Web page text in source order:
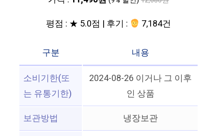
평점 : ★ 5.0점 | 후기 : 7,184건
구분
내용
소비기한(또
는 유통기한)
2024-08-26 이거나 그 이후
인 상품
보관방법
냉장보관